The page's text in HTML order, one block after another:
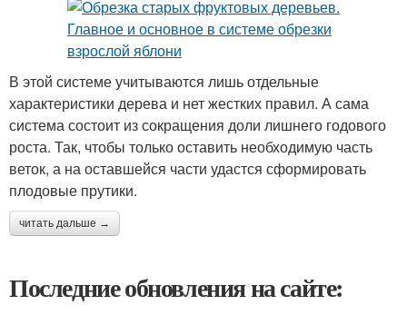
В этой системе учитываются лишь отдельные
характеристики дерева и нет жестких правил. А сама
система состоит из сокращения доли лишнего годового
роста. Так, чтобы только оставить необходимую часть
веток, а на оставшейся части удастся сформировать
плодовые прутики.
читать дальше →
Последние обновления на сайте: